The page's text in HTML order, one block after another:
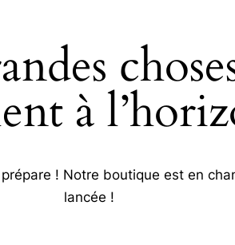
à
prépare ! Notre boutique est en
lancée !
SEARCH